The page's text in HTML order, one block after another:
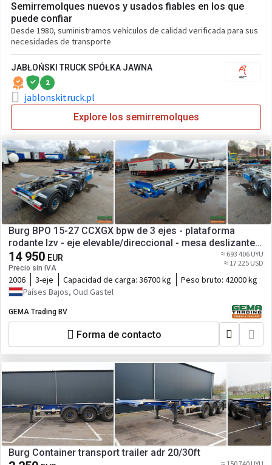
Semirremolques nuevos y usados fiables en los que
puede confiar
Desde 1980, suministramos vehículos de calidad verificada para sus
necesidades de transporte
JABŁOŃSKI TRUCK SPÓŁKA JAWNA
2
jablonskitruck.pl
Explore los semirremolques
Burg BPO 15-27 CCXGX bpw de 3 ejes - plataforma
rodante lzv - eje elevable/direccional - mesa deslizante
hidráulica - 20 pies - apk 12/2026
14 950 EUR
Precio sin IVA
≈ 693 406 UYU
≈ 17 225 USD
2006 3-eje Capacidad de carga: 36700 kg Peso bruto: 42000 kg
Países Bajos, Oud Gastel
GEMA Trading BV
Forma de contacto
Burg Container transport trailer adr 20/30ft